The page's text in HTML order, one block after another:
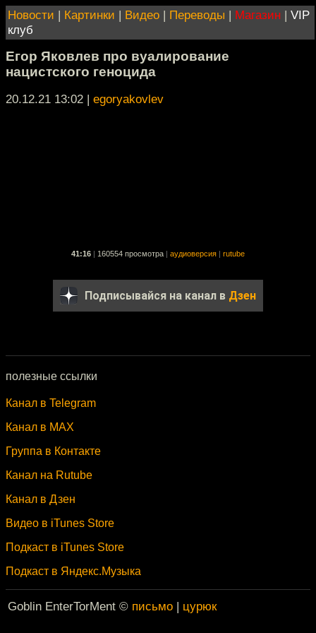
Новости | Картинки | Видео | Переводы | Магазин | VIP
клуб
Егор Яковлев про вуалирование
нацистского геноцида
20.12.21 13:02 | egoryakovlev
41:16 160554 просмотра аудиоверсия rutube
Подписывайся на канал в Дзен
полезные ссылки
Канал в Telegram
Канал в MAX
Группа в Контакте
Канал на Rutube
Канал в Дзен
Видео в iTunes Store
Подкаст в iTunes Store
Подкаст в Яндекс.Музыка
Goblin EnterTorMent © письмо | цурюк